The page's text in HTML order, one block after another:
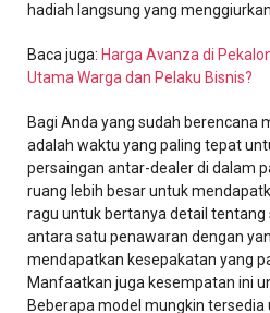
hadiah langsung yang menggiurkan.
Baca juga: Harga Avanza di
Utama Warga dan Pelaku Bisnis?
Bagi Anda yang sudah berencana
adalah waktu yang paling tepat
persaingan antar-dealer di dalam
ruang lebih besar untuk
ragu untuk bertanya detail
antara satu penawaran dengan
mendapatkan kesepakatan yang
Manfaatkan juga kesempatan ini
Beberapa model mungkin tersedia